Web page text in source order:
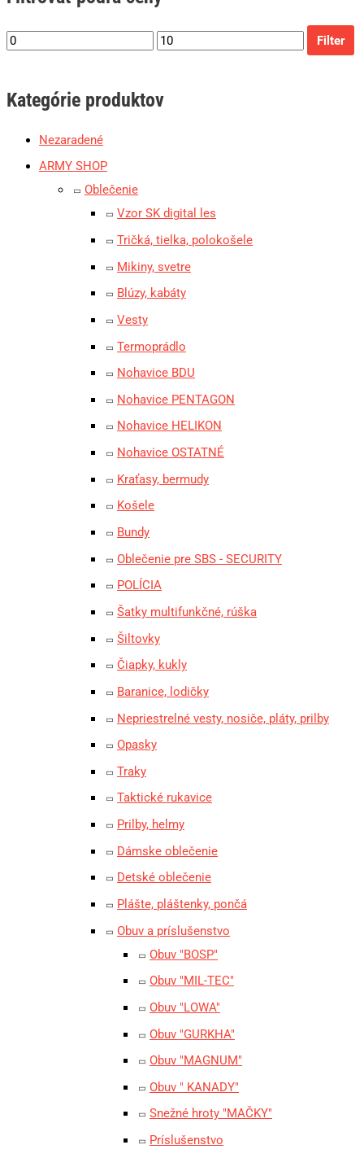
Filter
Kategórie produktov
Nezaradené
ARMY SHOP
Oblečenie
Vzor SK digital les
Tričká, tielka, polokošele
Mikiny, svetre
Blúzy, kabáty
Vesty
Termoprádlo
Nohavice BDU
Nohavice PENTAGON
Nohavice HELIKON
Nohavice OSTATNÉ
Kraťasy, bermudy
Košele
Bundy
Oblečenie pre SBS - SECURITY
POLÍCIA
Šatky multifunkčné, rúška
Šiltovky
Čiapky, kukly
Baranice, lodičky
Nepriestrelné vesty, nosiče, pláty, prilby
Opasky
Traky
Taktické rukavice
Prilby, helmy
Dámske oblečenie
Detské oblečenie
Plášte, pláštenky, pončá
Obuv a príslušenstvo
Obuv "BOSP"
Obuv "MIL-TEC"
Obuv "LOWA"
Obuv "GURKHA"
Obuv "MAGNUM"
Obuv " KANADY"
Snežné hroty "MAČKY"
Príslušenstvo